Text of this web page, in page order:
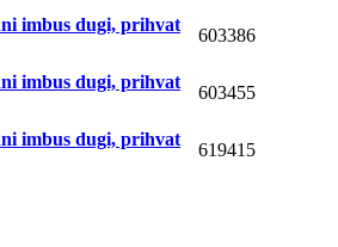
imbus dugi, prihvat
603386
imbus dugi, prihvat
603455
imbus dugi, prihvat
619415